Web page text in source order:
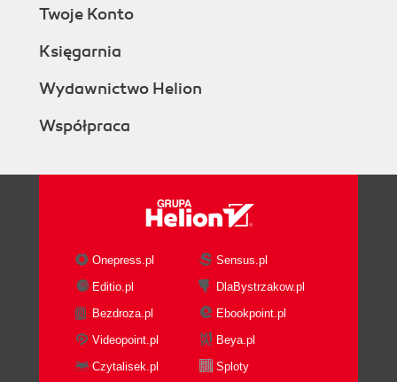
Twoje Konto
Księgarnia
Wydawnictwo Helion
Współpraca
Onepress.pl
Sensus.pl
Editio.pl
DlaBystrzakow.pl
Bezdroza.pl
Ebookpoint.pl
Videopoint.pl
Beya.pl
Czytalisek.pl
Sploty